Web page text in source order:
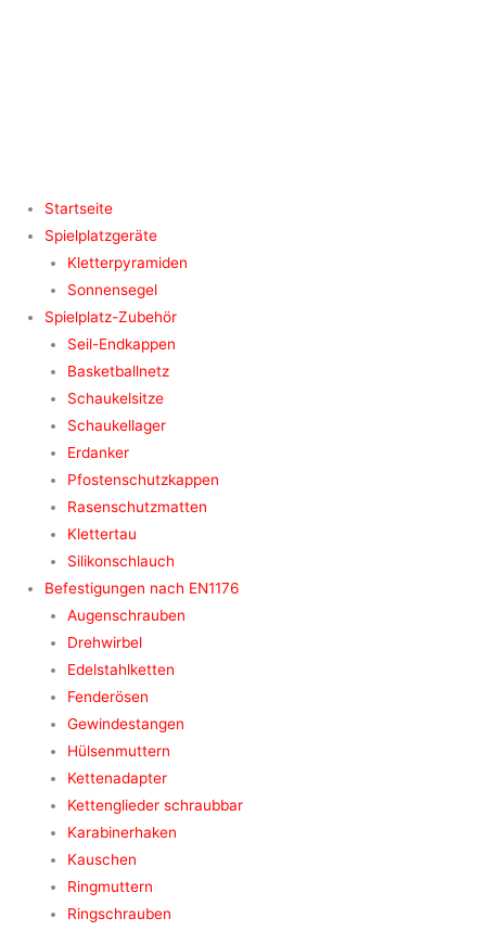
Startseite
Spielplatzgeräte
Kletterpyramiden
Sonnensegel
Spielplatz-Zubehör
Seil-Endkappen
Basketballnetz
Schaukelsitze
Schaukellager
Erdanker
Pfostenschutzkappen
Rasenschutzmatten
Klettertau
Silikonschlauch
Befestigungen nach EN1176
Augenschrauben
Drehwirbel
Edelstahlketten
Fenderösen
Gewindestangen
Hülsenmuttern
Kettenadapter
Kettenglieder schraubbar
Karabinerhaken
Kauschen
Ringmuttern
Ringschrauben